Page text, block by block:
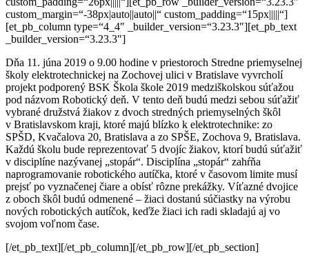
custom_margin=“-38px|auto||auto||“ custom_padding=“15px|||||“]
[et_pb_column type=“4_4″ _builder_version=“3.23.3″][et_pb_text
_builder_version=“3.23.3″]
Dňa 11. júna 2019 o 9.00 hodine v priestoroch Stredne priemyselnej
školy elektrotechnickej na Zochovej ulici v Bratislave vyvrcholí
projekt podporený BSK Škola škole 2019 medziškolskou súťažou
pod názvom Robotický deň. V tento deň budú medzi sebou súťažiť
vybrané družstvá žiakov z dvoch stredných priemyselných škôl
v Bratislavskom kraji, ktoré majú blízko k elektrotechnike: zo
SPŠD, Kvačalova 20, Bratislava a zo SPŠE, Zochova 9, Bratislava.
Každú školu bude reprezentovať 5 dvojíc žiakov, ktorí budú súťažiť
v disciplíne nazývanej „stopár“. Disciplína „stopár“ zahŕňa
naprogramovanie robotického autíčka, ktoré v časovom limite musí
prejsť po vyznačenej čiare a obísť rôzne prekážky. Víťazné dvojice
z oboch škôl budú odmenené – žiaci dostanú súčiastky na výrobu
nových robotických autíčok, keďže žiaci ich radi skladajú aj vo
svojom voľnom čase.
[/et_pb_text][/et_pb_column][/et_pb_row][/et_pb_section]